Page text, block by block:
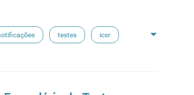
testes icsr